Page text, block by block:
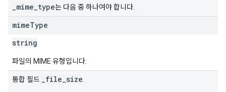
_mime_type는 다음 중 하나여야 합니다.
mimeType
string
파일의 MIME 유형입니다.
통합 필드 _file_size